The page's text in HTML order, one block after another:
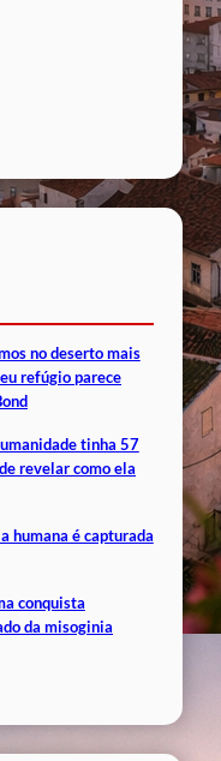
no deserto mais
refúgio parece
tinha 57
revelar como ela
humana é capturada
conquista
da misoginia